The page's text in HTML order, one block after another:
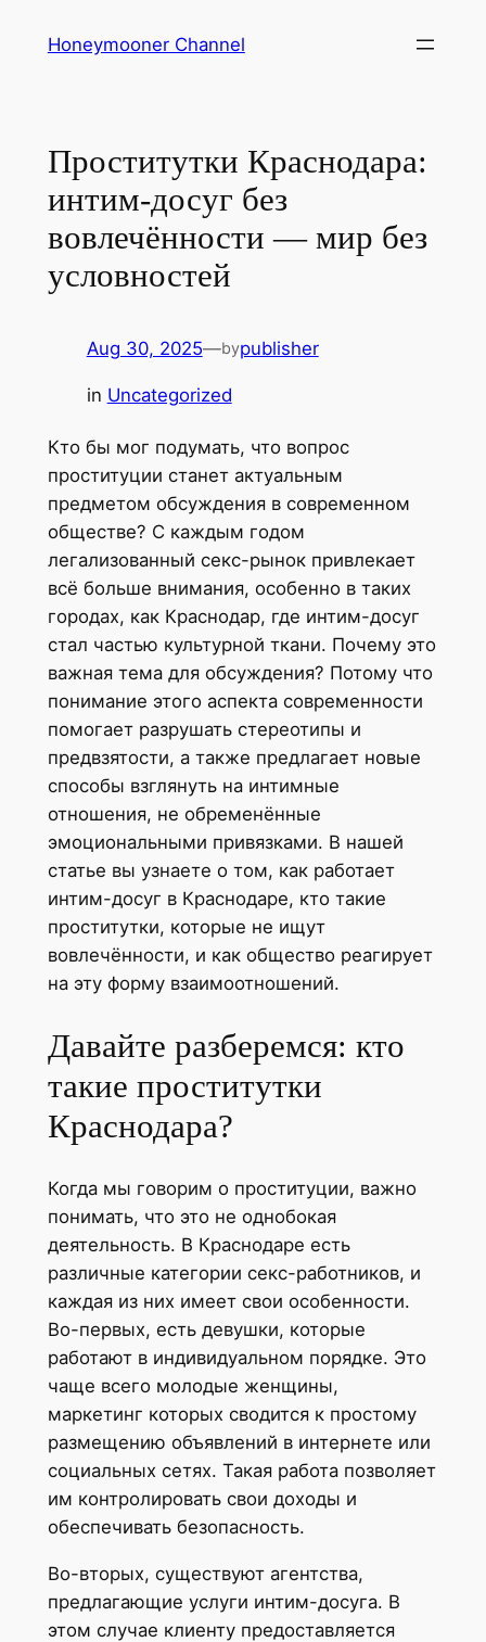
Honeymooner Channel
Проститутки Краснодара:
интим-досуг без
вовлечённости — мир без
условностей
Aug 30, 2025—bypublisher
in Uncategorized
Кто бы мог подумать, что вопрос
проституции станет актуальным
предметом обсуждения в современном
обществе? С каждым годом
легализованный секс-рынок привлекает
всё больше внимания, особенно в таких
городах, как Краснодар, где интим-досуг
стал частью культурной ткани. Почему это
важная тема для обсуждения? Потому что
понимание этого аспекта современности
помогает разрушать стереотипы и
предвзятости, а также предлагает новые
способы взглянуть на интимные
отношения, не обременённые
эмоциональными привязками. В нашей
статье вы узнаете о том, как работает
интим-досуг в Краснодаре, кто такие
проститутки, которые не ищут
вовлечённости, и как общество реагирует
на эту форму взаимоотношений.
Давайте разберемся: кто
такие проститутки
Краснодара?
Когда мы говорим о проституции, важно
понимать, что это не однобокая
деятельность. В Краснодаре есть
различные категории секс-работников, и
каждая из них имеет свои особенности.
Во-первых, есть девушки, которые
работают в индивидуальном порядке. Это
чаще всего молодые женщины,
маркетинг которых сводится к простому
размещению объявлений в интернете или
социальных сетях. Такая работа позволяет
им контролировать свои доходы и
обеспечивать безопасность.
Во-вторых, существуют агентства,
предлагающие услуги интим-досуга. В
этом случае клиенту предоставляется